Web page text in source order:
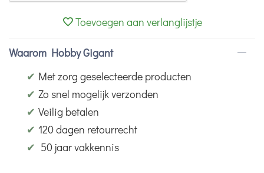
Toevoegen aan verlanglijstje
Waarom Hobby Gigant
✔ Met zorg geselecteerde producten
✔ Zo snel mogelijk verzonden
✔ Veilig betalen
✔ 120 dagen retourrecht
✔ 50 jaar vakkennis